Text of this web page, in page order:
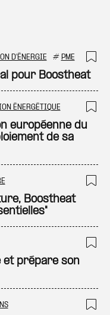
D'ÉNERGIE # PME
pour Boostheat
ÉNERGÉTIQUE
européenne du
de sa
Boostheat
et prépare son